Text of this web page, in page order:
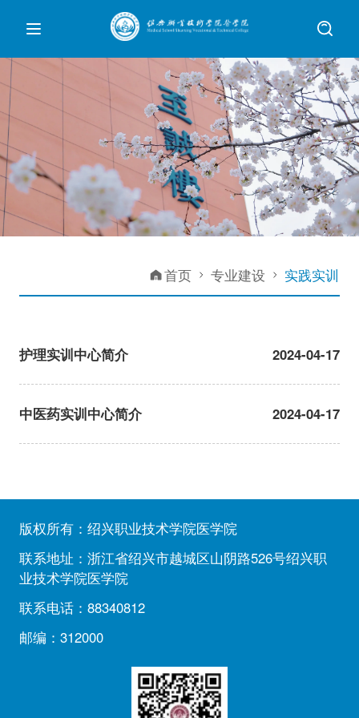
首页 专业建设 实践实训
护理实训中心简介 2024-04-17
中医药实训中心简介 2024-04-17
版权所有：绍兴职业技术学院医学院
联系地址：浙江省绍兴市越城区山阴路526号绍兴职
业技术学院医学院
联系电话：88340812
邮编：312000